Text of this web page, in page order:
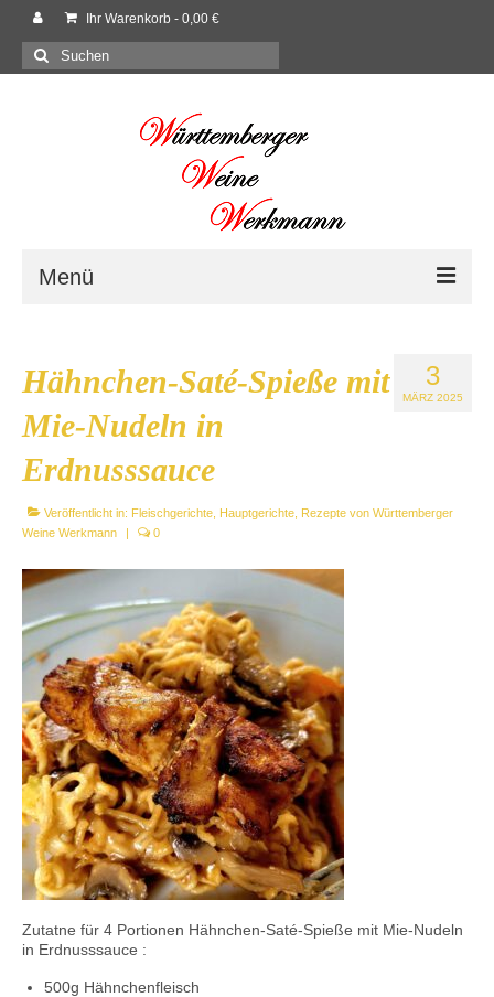
Ihr Warenkorb - 0,00 €
Suchen
nach:
Menü
Shop
Neues
Rezepte
Kontaktieren Sie uns!
3
MÄRZ 2025
Hähnchen-Saté-Spieße mit
Mie-Nudeln in
Erdnusssauce
Veröffentlicht in: Fleischgerichte Hauptgerichte Rezepte von Württemberger
Weine Werkmann
| 0
Zutatne für 4 Portionen Hähnchen-Saté-Spieße mit Mie-Nudeln
in Erdnusssauce :
500g Hähnchenfleisch